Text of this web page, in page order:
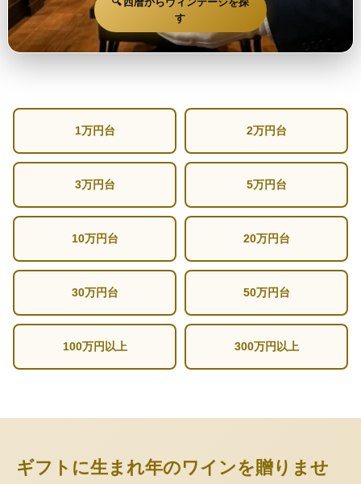
🔍 西暦からヴィンテージを探
す
1万円台 2万円台
3万円台 5万円台
10万円台 20万円台
30万円台 50万円台
100万円以上 300万円以上
ギフトに生まれ年のワインを贈りませ